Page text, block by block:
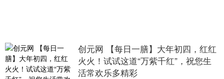
创元网 【每日一膳】大年初四，红红
火火！试试这道“万紫千红”，祝您生
活常欢乐多精彩